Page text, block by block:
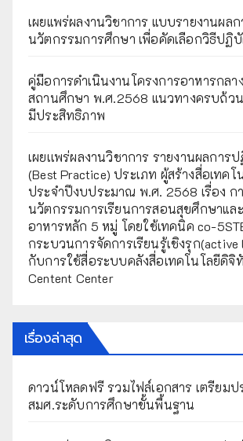
เผยแพร่ผลงานวิชาการ แบบรายงานผล
นวัตกรรมการศึกษา เพื่อคัดเลือกวิธีปฏิบั
คู่มือการดำเนินงานโครงการอาหารกลา
สถานศึกษา พ.ศ.2568 แนวทางครบถ้ว
มีประสิทธิภาพ
เผยเเพร่ผลงานวิชาการ รายงานผลการ
(Best Practice) ประเภท ผู้สร้างสื่อเทค
ประจำปีงบประมาณ พ.ศ. 2568 เรื่อง
นวัตกรรมการเรียนการสอนสุขศึกษาแล
อาหารหลัก 5 หมู่ โดยใช้เทคนิค co-
กระบวนการจัดการเรียนรู้เชิงรุก(active
กับการใช้สื่อระบบคลังสื่อเทคโนโลยีดิจิทั
Centent Center
เรื่องล่าสุด
ดาวน์โหลดฟรี รวมไฟล์เอกสาร เตรียมป
สมศ.ระดับการศึกษาขั้นพื้นฐาน